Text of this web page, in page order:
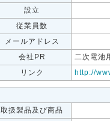
設立
従業員数
メールアドレス
会社PR
二次電池
リンク
http://
取扱製品及び商品